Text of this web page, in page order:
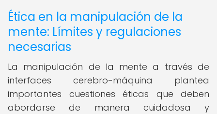
Ética en la manipulación de la
mente: Límites y regulaciones
necesarias
La manipulación de la mente a través de
interfaces cerebro-máquina plantea
importantes cuestiones éticas que deben
abordarse de manera cuidadosa y